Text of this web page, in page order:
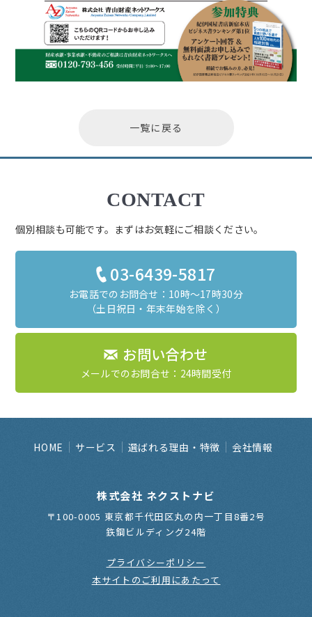
一覧に戻る
CONTACT
個別相談も可能です。まずはお気軽にご相談ください。
03-6439-5817
お電話でのお問合せ：10時～17時30分
（土日祝日・年末年始を除く）
お問い合わせ
メールでのお問合せ：24時間受付
HOME サービス 選ばれる理由・特徴 会社情報
株式会社 ネクストナビ
〒100-0005 東京都千代田区丸の内一丁目8番2号
鉃鋼ビルディング24階
プライバシーポリシー
本サイトのご利用にあたって